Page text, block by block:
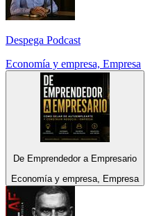
Despega Podcast
Economía y empresa, Empresa
De Emprendedor a Empresario
Economía y empresa, Empresa